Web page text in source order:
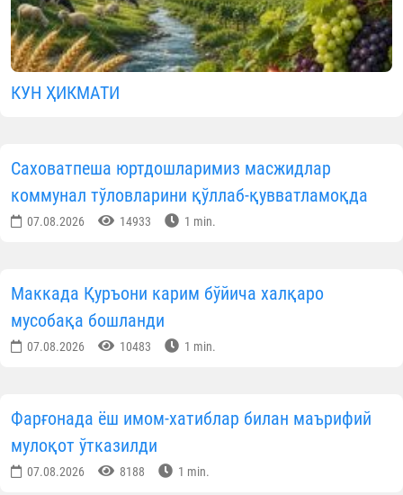
КУН ҲИКМАТИ
Саховатпеша юртдошларимиз масжидлар
коммунал тўловларини қўллаб-қувватламоқда
07.08.2026 14933 1 min.
Маккада Қуръони карим бўйича халқаро
мусобақа бошланди
07.08.2026 10483 1 min.
Фарғонада ёш имом-хатиблар билан маърифий
мулоқот ўтказилди
07.08.2026 8188 1 min.